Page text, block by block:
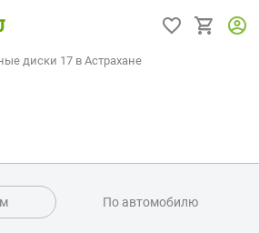
диски 17 в Астрахане
По автомобилю